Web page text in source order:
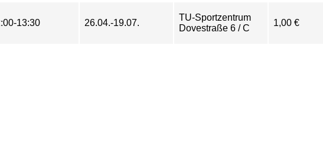
13:30 26.04.-19.07.
TU-Sportzentrum
Dovestraße 6 / C
1,00 €